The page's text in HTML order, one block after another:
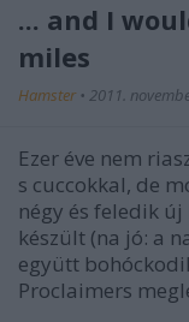
... and I
miles
Hamster • 2011.
Ezer éve nem
s cuccokkal, de
négy és feledik
készült (na jó: a
együtt
Proclaimers